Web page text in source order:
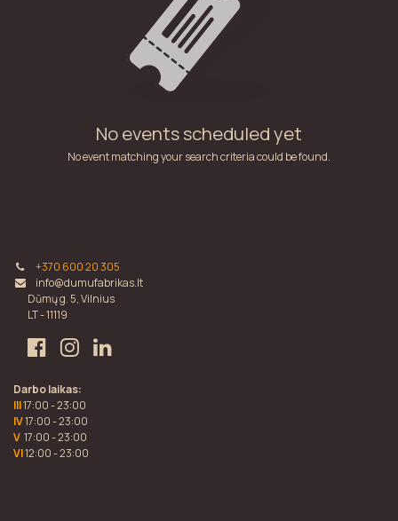
No events scheduled yet
No event matching your search criteria could be found.
+370 600 20 305
info@dumufabrikas.lt
Dūmų g. 5, Vilnius
LT - 11119
Darbo laikas:
III17:00 - 23:00
IV17:00 - 23:00
V 17:00 - 23:00
VI12:00 - 23:00